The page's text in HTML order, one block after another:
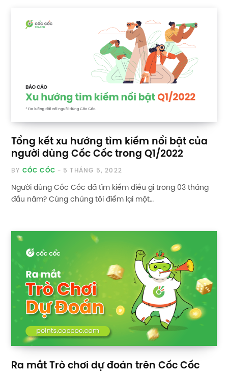
Tổng kết xu hướng tìm kiếm nổi bật của
người dùng Cốc Cốc trong Q1/2022
BY CỐC CỐC 5 THÁNG 5, 2022
Người dùng Cốc Cốc đã tìm kiếm điều gì trong 03 tháng
đầu năm? Cùng chúng tôi điểm lại một…
Ra mắt Trò chơi dự đoán trên Cốc Cốc